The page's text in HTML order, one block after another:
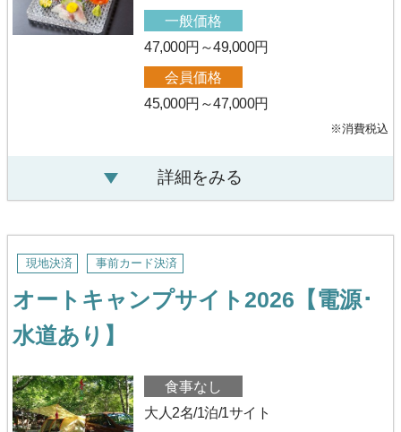
一般価格
47,000円～49,000円
会員価格
45,000円～47,000円
※消費税込
詳細をみる
現地決済 事前カード決済
オートキャンプサイト2026【電源･
水道あり】
食事なし
大人2名/1泊/1サイト